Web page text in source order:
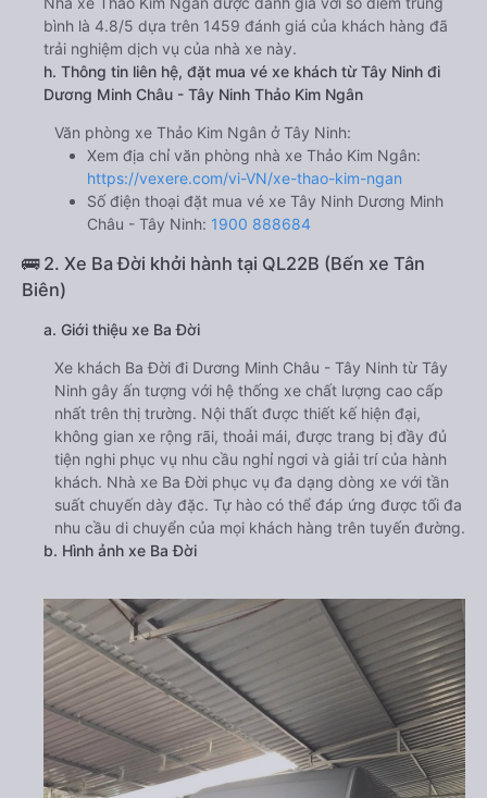
bình là 4.8/5 dựa trên 1459 đánh giá của khách hàng đã
trải nghiệm dịch vụ của nhà xe này.
h. Thông tin liên hệ, đặt mua vé xe khách từ Tây Ninh đi
Dương Minh Châu - Tây Ninh Thảo Kim Ngân
Văn phòng xe Thảo Kim Ngân ở Tây Ninh:
Xem địa chỉ văn phòng nhà xe Thảo Kim Ngân:
https://vexere.com/vi-VN/xe-thao-kim-ngan
Số điện thoại đặt mua vé xe Tây Ninh Dương Minh
Châu - Tây Ninh: 1900 888684
🚌 2. Xe Ba Đời khởi hành tại QL22B (Bến xe Tân
Biên)
a. Giới thiệu xe Ba Đời
Xe khách Ba Đời đi Dương Minh Châu - Tây Ninh từ Tây
Ninh gây ấn tượng với hệ thống xe chất lượng cao cấp
nhất trên thị trường. Nội thất được thiết kế hiện đại,
không gian xe rộng rãi, thoải mái, được trang bị đầy đủ
tiện nghi phục vụ nhu cầu nghỉ ngơi và giải trí của hành
khách. Nhà xe Ba Đời phục vụ đa dạng dòng xe với tần
suất chuyến dày đặc. Tự hào có thể đáp ứng được tối đa
nhu cầu di chuyển của mọi khách hàng trên tuyến đường.
b. Hình ảnh xe Ba Đời